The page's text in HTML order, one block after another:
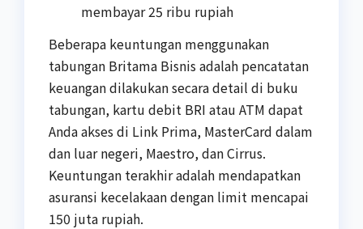
membayar 25 ribu rupiah
Beberapa keuntungan menggunakan
tabungan Britama Bisnis adalah pencatatan
keuangan dilakukan secara detail di buku
tabungan, kartu debit BRI atau ATM dapat
Anda akses di Link Prima, MasterCard dalam
dan luar negeri, Maestro, dan Cirrus.
Keuntungan terakhir adalah mendapatkan
asuransi kecelakaan dengan limit mencapai
150 juta rupiah.